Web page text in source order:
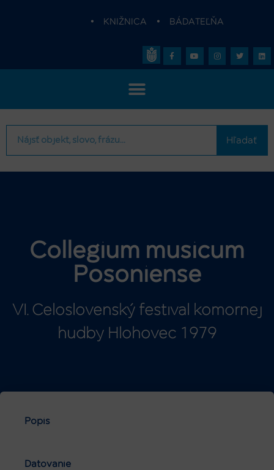
• KNIŽNICA • BÁDATEĽŇA
Hľadať
Collegium musicum
Posoniense
VI. Celoslovenský festival komornej
hudby Hlohovec 1979
Popis
Datovanie